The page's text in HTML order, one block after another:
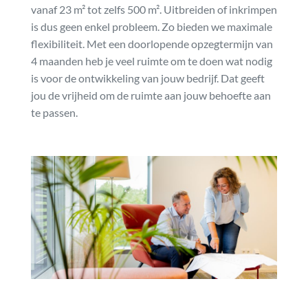
vanaf 23 m² tot zelfs 500 m². Uitbreiden of inkrimpen
is dus geen enkel probleem. Zo bieden we maximale
flexibiliteit. Met een doorlopende opzegtermijn van
4 maanden heb je veel ruimte om te doen wat nodig
is voor de ontwikkeling van jouw bedrijf. Dat geeft
jou de vrijheid om de ruimte aan jouw behoefte aan
te passen.